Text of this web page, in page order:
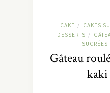
CAKE / CAKES
DESSERTS /
SUCRÉES
Gâteau